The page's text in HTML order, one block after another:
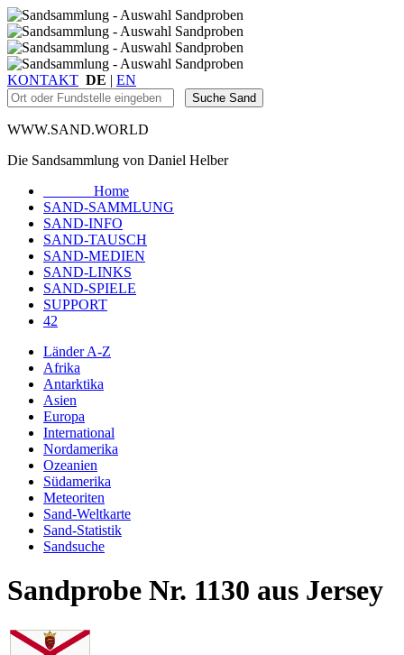
KONTAKT DE | EN
WWW.SAND.WORLD
Die Sandsammlung von Daniel Helber
Home
SAND-SAMMLUNG
SAND-INFO
SAND-TAUSCH
SAND-MEDIEN
SAND-LINKS
SAND-SPIELE
SUPPORT
42
Länder A-Z
Afrika
Antarktika
Asien
Europa
International
Nordamerika
Ozeanien
Südamerika
Meteoriten
Sand-Weltkarte
Sand-Statistik
Sandsuche
Sandprobe Nr. 1130 aus Jersey